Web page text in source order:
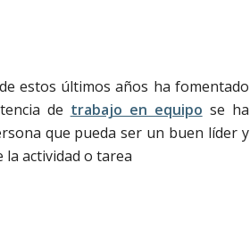
estos últimos años ha fomentado
de trabajo en equipo se ha
que pueda ser un buen líder y
actividad o tarea